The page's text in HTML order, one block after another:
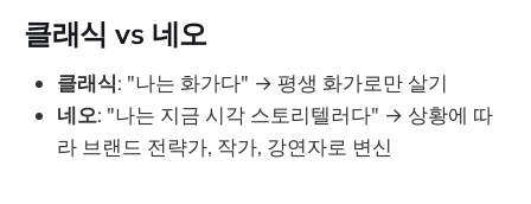
클래식 vs 네오
클래식: "나는 화가다" → 평생 화가로만 살기
네오: "나는 지금 시각 스토리텔러다" → 상황에 따
라 브랜드 전략가, 작가, 강연자로 변신